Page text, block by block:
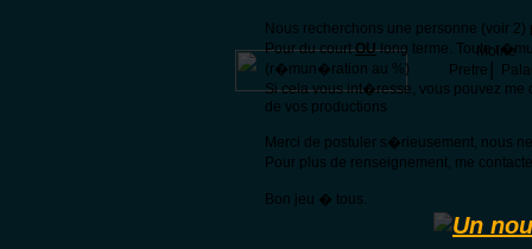
Moine
Pretre
Nous recherchons une personne (voir
Pour du courtOUlong terme. Toute
(r�mun�ration au %)
Si cela vous int�resse, vous pouvez
de vos productions
Merci de postuler s�rieusement, nous
Pour plus de renseignement, me
Bon jeu � tous.
Un